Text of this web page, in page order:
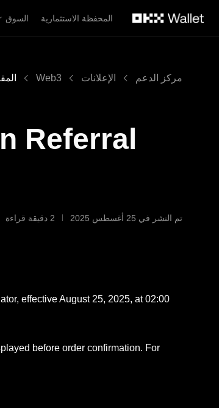
المحفظة الاستثمارية
السوق
مركز الدعم الإعلانات Web3
Referral
تم النشر في ‏25 أغسطس 2025 2 دقيقة قراءة
effective August 25, 2025, at 02:00
before order confirmation. For